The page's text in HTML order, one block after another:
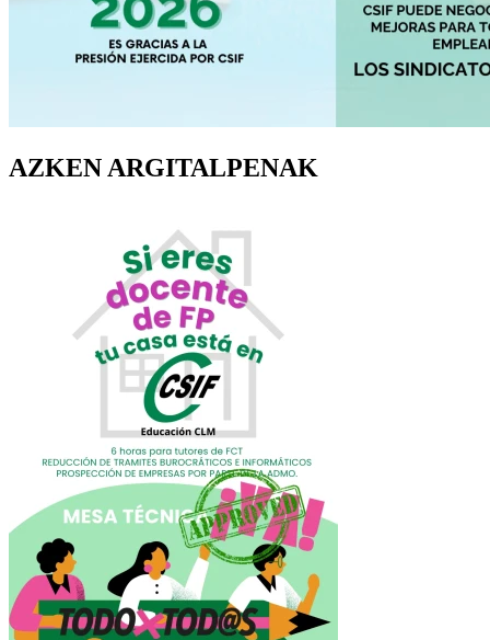
AZKEN ARGITALPENAK